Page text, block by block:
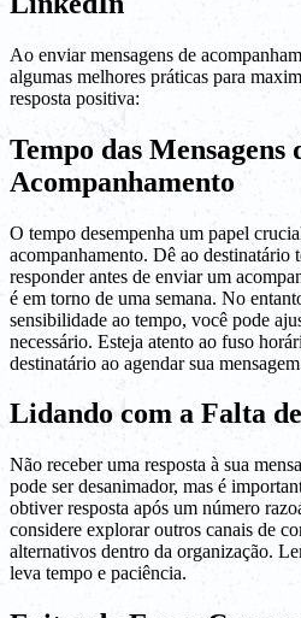
Ao enviar mensagens de
algumas melhores práticas para
resposta positiva:
Tempo das Mensagens
Acompanhamento
O tempo desempenha um papel
acompanhamento. Dê ao destinatário
responder antes de enviar um
é em torno de uma semana. No
sensibilidade ao tempo, você pode
necessário. Esteja atento ao fuso
destinatário ao agendar sua
Lidando com a Falta
Não receber uma resposta à sua
pode ser desanimador, mas é
obtiver resposta após um número
considere explorar outros canais de
alternativos dentro da organização.
leva tempo e paciência.